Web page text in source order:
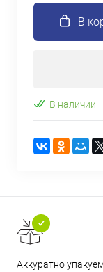
В
В наличии
Аккуратно